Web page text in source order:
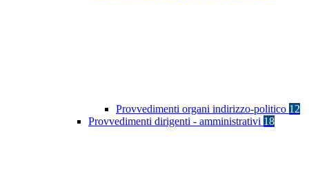
Provvedimenti organi indirizzo-politico 12
Provvedimenti dirigenti - amministrativi 18